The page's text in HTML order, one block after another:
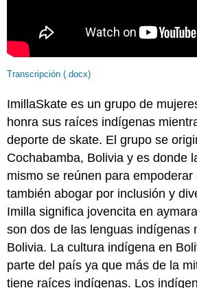
Transcripción (.docx)
ImillaSkate es un grupo de
honra sus raíces indígenas
deporte de skate. El grupo se
Cochabamba, Bolivia y es donde
mismo se reúnen para
también abogar por inclusión y
Imilla significa jovencita en
son dos de las lenguas indígenas
Bolivia. La cultura indígena en
parte del país ya que más de la
tiene raíces indígenas. Los